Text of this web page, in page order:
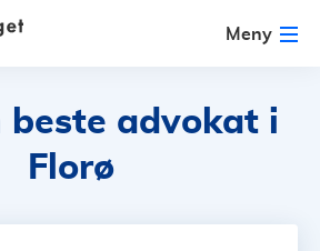
Meny
beste advokat i
Florø